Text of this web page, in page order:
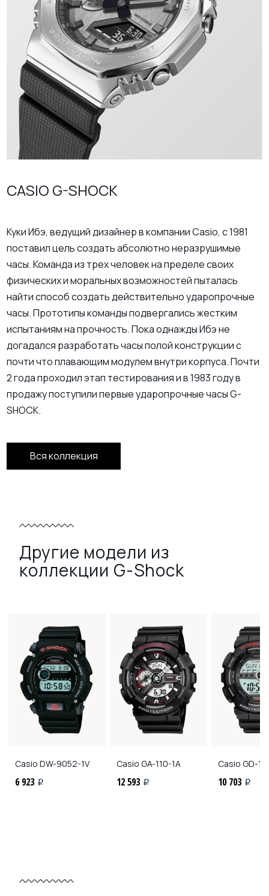
CASIO G-SHOCK
Куки Ибэ, ведущий дизайнер в компании Casio, с 1981
поставил цель создать абсолютно неразрушимые
часы. Команда из трех человек на пределе своих
физических и моральных возможностей пыталась
найти способ создать действительно ударопрочные
часы. Прототипы команды подвергались жестким
испытаниям на прочность. Пока однажды Ибэ не
догадался разработать часы полой конструкции с
почти что плавающим модулем внутри корпуса. Почти
2 года проходил этап тестирования и в 1983 году в
продажу поступили первые ударопрочные часы G-
SHOCK.
Вся коллекция
Другие модели из
коллекции G-Shock
Casio DW-9052-1V
6 923 i
Casio GA-110-1A
12 593 i
Casio GD-
10 703 i